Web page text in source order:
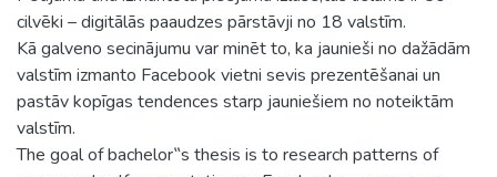
cilvēki – digitālās paaudzes pārstāvji no 18 valstīm.
Kā galveno secinājumu var minēt to, ka jaunieši no dažādām
valstīm izmanto Facebook vietni sevis prezentēšanai un
pastāv kopīgas tendences starp jauniešiem no noteiktām
valstīm.
The goal of bachelor‟s thesis is to research patterns of